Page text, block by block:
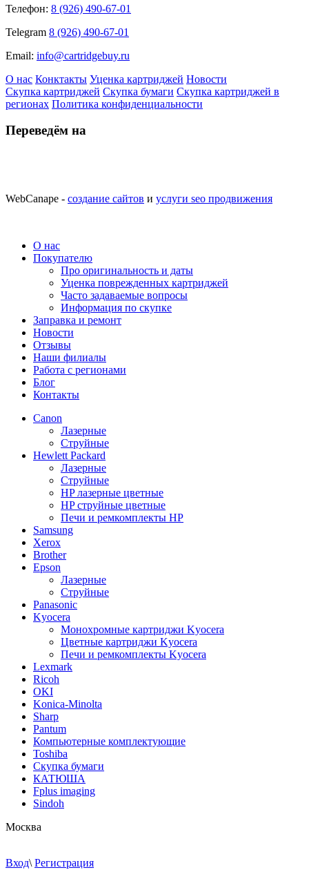
Телефон: 8 (926) 490-67-01
Telegram 8 (926) 490-67-01
Email: info@cartridgebuy.ru
О нас Конктакты Уценка картриджей Новости
Скупка картриджей Скупка бумаги Скупка картриджей в
регионах Политика конфиденциальности
Переведём на
WebCanape - создание сайтов и услуги seo продвижения
О нас
Покупателю
Про оригинальность и даты
Уценка поврежденных картриджей
Часто задаваемые вопросы
Информация по скупке
Заправка и ремонт
Новости
Отзывы
Наши филиалы
Работа с регионами
Блог
Контакты
Canon
Лазерные
Струйные
Hewlett Packard
Лазерные
Струйные
HP лазерные цветные
HP струйные цветные
Печи и ремкомплекты HP
Samsung
Xerox
Brother
Epson
Лазерные
Струйные
Panasonic
Kyocera
Монохромные картриджи Kyocera
Цветные картриджи Kyocera
Печи и ремкомплекты Kyocera
Lexmark
Ricoh
OKI
Konica-Minolta
Sharp
Pantum
Компьютерные комплектующие
Toshiba
Скупка бумаги
КАТЮША
Fplus imaging
Sindoh
Москва
Вход\ Регистрация